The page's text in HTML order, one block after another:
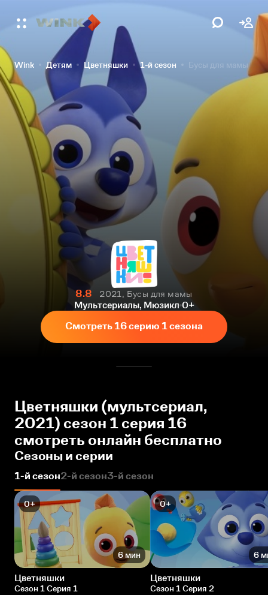
Wink Детям Цветняшки 1-й сезон Бусы для мамы
8.8
2021, Бусы для мамы
Мультсериалы, Мюзикл 0+
Смотреть 16 серию 1 сезона
Цветняшки (мультсериал,
2021) сезон 1 серия 16
смотреть онлайн бесплатно
Сезоны и серии
1-й сезон2-й сезон3-й сезон
0+
6 мин
Цветняшки
Сезон 1 Серия 1
0+
6
Цветняшки
Сезон 1 Серия 2